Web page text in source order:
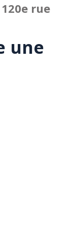
rue
une